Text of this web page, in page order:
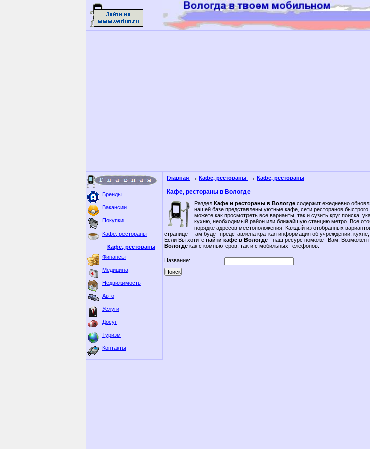
Бренды
Вакансии
Покупки
Кафе, рестораны
Кафе, рестораны
Финансы
Медицина
Недвижимость
Авто
Услуги
Досуг
Туризм
Контакты
Главная → Кафе, рестораны → Кафе, рестораны
Кафе, рестораны в Вологде
Раздел Кафе и рестораны в Вологде содержит ежедневно
нашей базе представлены уютные кафе, сети ресторанов
можете как просмотреть все варианты, так и сузить круг поиска,
кухню, необходимый район или ближайшую станцию метро. Все
порядке адресов местоположения. Каждый из отобранных
странице - там будет представлена краткая информация об учреждении,
Если Вы хотите найти кафе в Вологде - наш ресурс поможет Вам. Возможен
Вологде как с компьютеров, так и с мобильных телефонов.
Название: